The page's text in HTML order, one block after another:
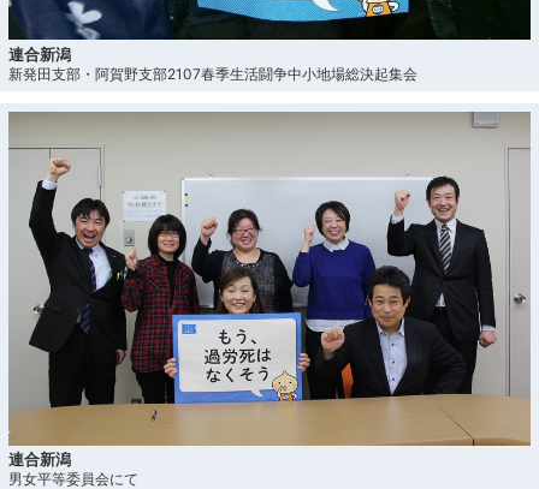
連合新潟
新発田支部・阿賀野支部2107春季生活闘争中小地場総決起集会
連合新潟
男女平等委員会にて